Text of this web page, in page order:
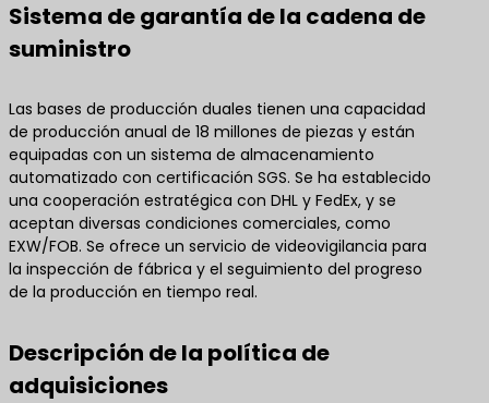
Sistema de garantía de la cadena de
suministro
Las bases de producción duales tienen una capacidad
de producción anual de 18 millones de piezas y están
equipadas con un sistema de almacenamiento
automatizado con certificación SGS. Se ha establecido
una cooperación estratégica con DHL y FedEx, y se
aceptan diversas condiciones comerciales, como
EXW/FOB. Se ofrece un servicio de videovigilancia para
la inspección de fábrica y el seguimiento del progreso
de la producción en tiempo real.
Descripción de la política de
adquisiciones